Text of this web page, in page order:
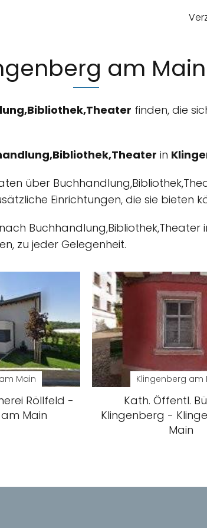
am Main
finden, die
in
über
Einrichtungen, die sie bieten
zu jeder Gelegenheit.
Main
Röllfeld -
Main
Klingenberg am
Kath. Öffentl.
Klingenberg -
Main